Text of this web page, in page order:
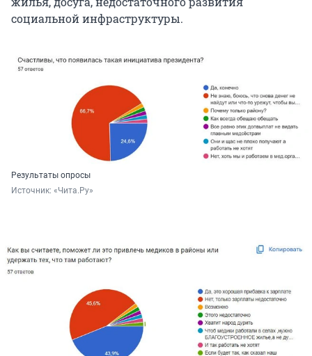
социальной инфраструктуры.
Результаты опросы
Источник: «Чита.Ру»